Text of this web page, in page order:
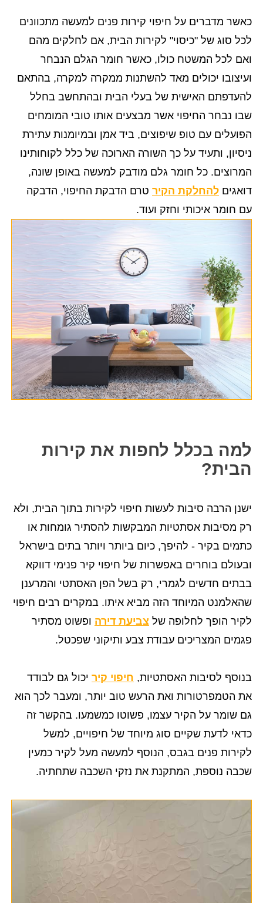
כאשר מדברים על חיפוי קירות פנים למעשה מתכוונים
לכל סוג של "כיסוי" לקירות הבית, אם לחלקים מהם
ואם לכל המשטח כולו, כאשר חומר הגלם הנבחר
ועיצובו יכולים מאד להשתנות ממקרה למקרה, בהתאם
להעדפתם האישית של בעלי הבית ובהתחשב בחלל
שבו נבחר החיפוי אשר מבצעים אותו טובי המומחים
הפועלים עם טופ שיפוצים, ביד אמן ובמיומנות עתירת
ניסיון, ותעיד על כך השורה הארוכה של כלל לקוחותינו
המרוצים. כל חומר גלם מודבק למעשה באופן שונה,
דואגים להחלקת הקיר טרם הדבקת החיפוי, הדבקה
עם חומר איכותי וחזק ועוד.
למה בכלל לחפות את קירות
הבית?
ישנן הרבה סיבות לעשות חיפוי לקירות בתוך הבית, ולא
רק מסיבות אסתטיות המבקשות להסתיר גומחות או
כתמים בקיר - להיפך, כיום ביותר ויותר בתים בישראל
ובעולם בוחרים באפשרות של חיפוי קיר פנימי דווקא
בבתים חדשים לגמרי, רק בשל הפן האסתטי והמרענן
שהאלמנט המיוחד הזה מביא איתו. במקרים רבים חיפוי
לקיר הופך לחלופה של צביעת דירה ופשוט מסתיר
פגמים המצריכים עבודת צבע ותיקוני שפכטל.
בנוסף לסיבות האסתטיות, חיפוי קיר יכול גם לבודד
את הטמפרטורות ואת הרעש טוב יותר, ומעבר לכך הוא
גם שומר על הקיר עצמו, פשוטו כמשמעו. בהקשר זה
כדאי לדעת שקיים סוג מיוחד של חיפויים, למשל
לקירות פנים בגבס, הנוסף למעשה מעל לקיר כמעין
שכבה נוספת, המתקנת את נזקי השכבה שתחתיה.